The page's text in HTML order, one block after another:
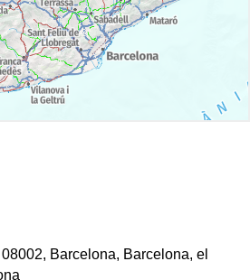
Barcelona, Barcelona, el